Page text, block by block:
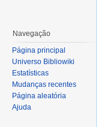
Navegação
Página principal
Universo Bibliowiki
Estatísticas
Mudanças recentes
Página aleatória
Ajuda